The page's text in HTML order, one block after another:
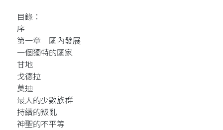
目錄：
序
第一章 國內發展
一個獨特的國家
甘地
戈德拉
莫迪
最大的少數族群
持續的叛亂
神聖的不平等